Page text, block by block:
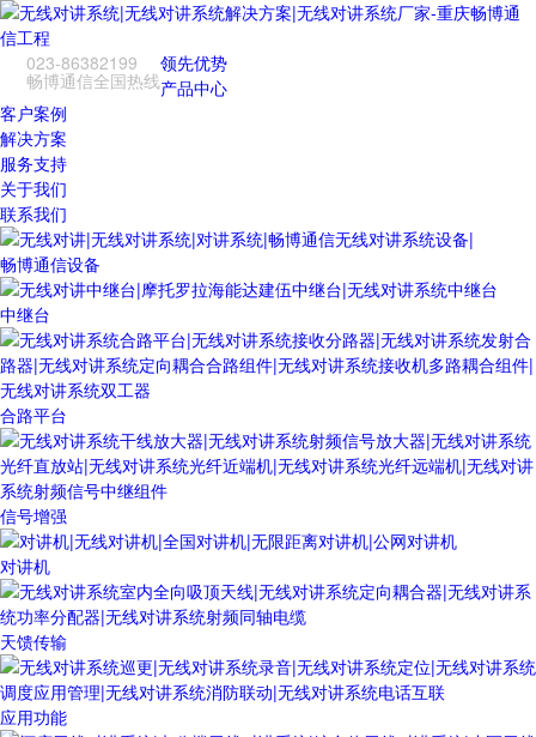
023-86382199
畅博通信全国热线
领先优势
产品中心
客户案例
解决方案
服务支持
关于我们
联系我们
畅博通信设备
中继台
合路平台
信号增强
对讲机
天馈传输
应用功能